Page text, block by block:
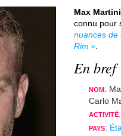
Max Martini
connu pour
nuances de
Rim
.
En bref
NOM:
Carlo
ACTIVITÉ
PAYS: